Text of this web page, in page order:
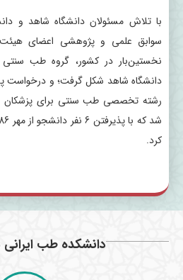
با تلاش مسئولان دانشگاه شاهد و
سوابق علمی و پژوهشی اعضای هیئت
نخستین‌بار در کشور، گروه طب سنتی
دانشگاه شاهد شکل گرفت؛ و
رشته تخصصی طب سنتی برای پزشکان
کرد.
دانشکده طب